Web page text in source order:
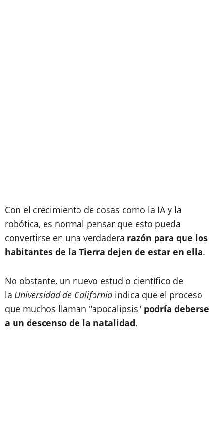
Con el crecimiento de cosas como la IA y la
robótica, es normal pensar que esto pueda
convertirse en una verdadera razón para que los
habitantes de la Tierra dejen de estar en ella.
No obstante, un nuevo estudio científico de
la Universidad de California indica que el proceso
que muchos llaman "apocalipsis" podría deberse
a un descenso de la natalidad.